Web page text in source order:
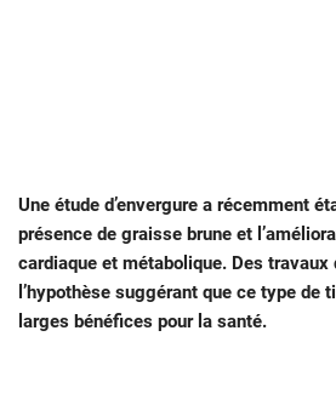
Une étude d’envergure a récemment
présence de graisse brune et
cardiaque et métabolique. Des
l’hypothèse suggérant que ce type de
larges bénéfices pour la santé.